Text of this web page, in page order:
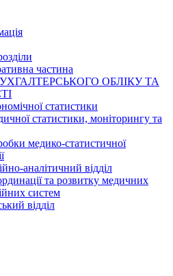
частина
ОБЛІКУ ТА
статистики
статистики, моніторингу та
медико-статистичної
аналітичний відділ
та розвитку медичних
систем
відділ